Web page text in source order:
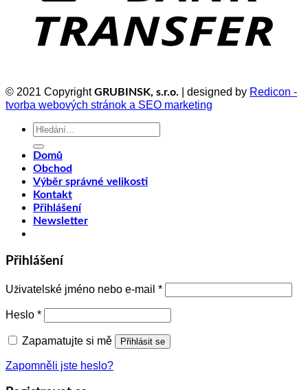
© 2021 CopyrightGRUBINSK, s.r.o. | designed by Redicon -
tvorba webových stránok a SEO marketing
Hledat:
Domů
Obchod
Výběr správné velikosti
Kontakt
Přihlášení
Newsletter
Přihlášení
Uživatelské jméno nebo e-mail *
Heslo *
Zapamatujte si mě Přihlásit se
Zapomněli jste heslo?